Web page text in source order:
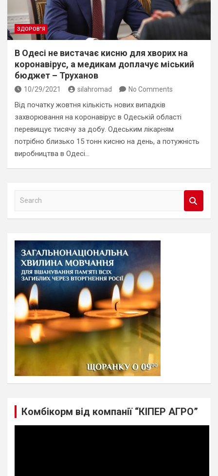
ЗДОРОВ"Я
В Одесі не вистачає кисню для хворих на
коронавірус, а медикам доплачує міський
бюджет – Труханов
10/29/2021 silahromad No Comments
Від початку жовтня кількість нових випадків
захворювання на коронавірус в Одеській області
перевищує тисячу за добу. Одеським лікарням
потрібно близько 15 тонн кисню на день, а потужність
виробництва в Одесі…
a
Комбікорм від компанії “КІПЕР АГРО”